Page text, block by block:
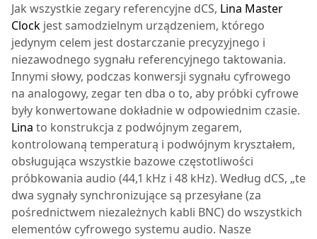
Jak wszystkie zegary referencyjne dCS, Lina Master
Clock jest samodzielnym urządzeniem, którego
jedynym celem jest dostarczanie precyzyjnego i
niezawodnego sygnału referencyjnego taktowania.
Innymi słowy, podczas konwersji sygnału cyfrowego
na analogowy, zegar ten dba o to, aby próbki cyfrowe
były konwertowane dokładnie w odpowiednim czasie.
Lina to konstrukcja z podwójnym zegarem,
kontrolowaną temperaturą i podwójnym kryształem,
obsługująca wszystkie bazowe częstotliwości
próbkowania audio (44,1 kHz i 48 kHz). Według dCS, „te
dwa sygnały synchronizujące są przesyłane (za
pośrednictwem niezależnych kabli BNC) do wszystkich
elementów cyfrowego systemu audio. Nasze